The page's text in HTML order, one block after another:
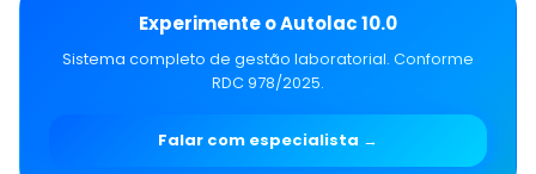
Experimente o Autolac 10.0
Sistema completo de gestão laboratorial. Conforme
RDC 978/2025.
Falar com especialista →